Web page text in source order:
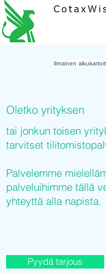
Ilmainen
Oletko yrityksen
tai jonkun toisen
tarvitset
Palvelemme
palveluihimme tällä
yhteyttä alla napista.
Pyydä tarjous